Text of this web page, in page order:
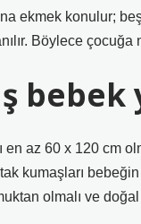
ekmek konulur;
Böylece
bebek
az 60 x 120 cm
kumaşları bebeğin
olmalı ve doğal